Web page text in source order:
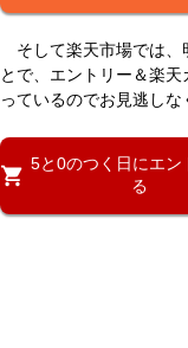
そして楽天市場では、
とで、エントリー＆楽
っているのでお見逃しな
5と0のつく日にエン
る